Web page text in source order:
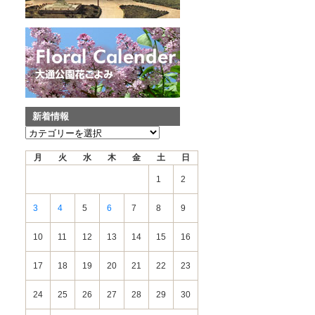
新着情報
新
月 火 水 木 金 土 日
1 2
3 4 5 6 7 8 9
10 11 12 13 14 15 16
17 18 19 20 21 22 23
24 25 26 27 28 29 30